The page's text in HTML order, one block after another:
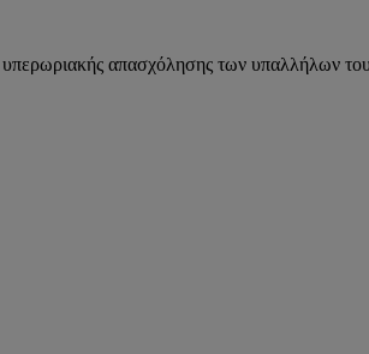
απασχόλησης των υπαλλήλων του